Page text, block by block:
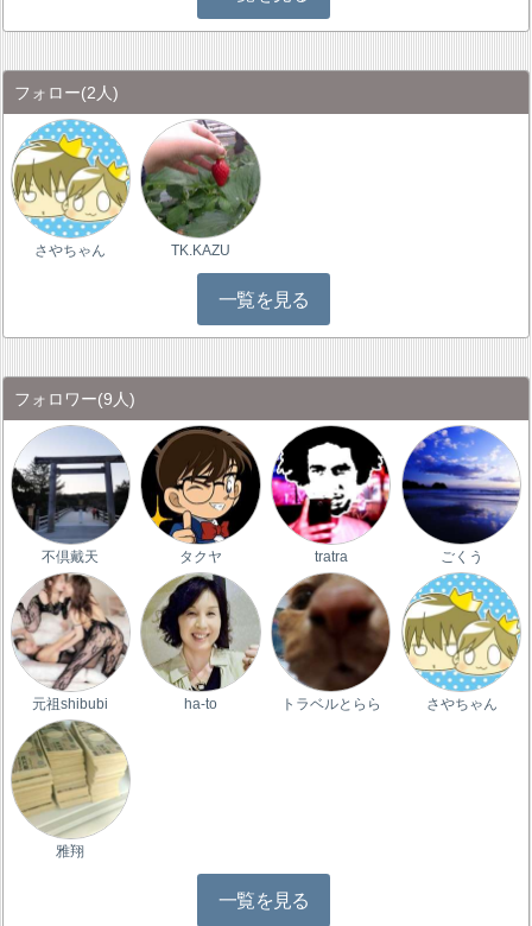
フォロー(2人)
さやちゃん TK.KAZU
一覧を見る
フォロワー(9人)
不倶戴天 タクヤ tratra ごくう
元祖shibubi ha-to トラベルとらら さやちゃん
雅翔
一覧を見る